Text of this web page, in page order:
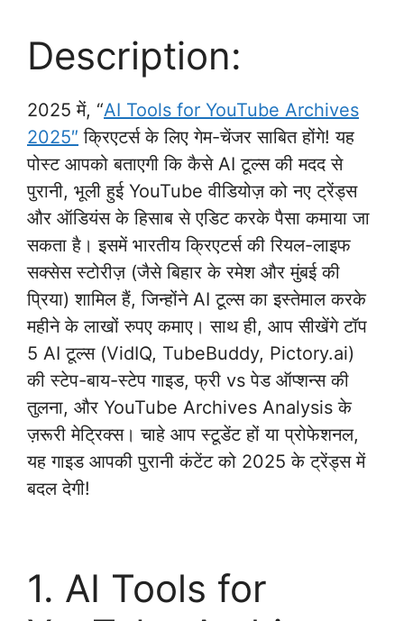
Description:
2025 में, “AI Tools for YouTube Archives
2025″ क्रिएटर्स के लिए गेम-चेंजर साबित होंगे! यह
पोस्ट आपको बताएगी कि कैसे AI टूल्स की मदद से
पुरानी, भूली हुई YouTube वीडियोज़ को नए ट्रेंड्स
और ऑडियंस के हिसाब से एडिट करके पैसा कमाया जा
सकता है। इसमें भारतीय क्रिएटर्स की रियल-लाइफ
सक्सेस स्टोरीज़ (जैसे बिहार के रमेश और मुंबई की
प्रिया) शामिल हैं, जिन्होंने AI टूल्स का इस्तेमाल करके
महीने के लाखों रुपए कमाए। साथ ही, आप सीखेंगे टॉप
5 AI टूल्स (VidIQ, TubeBuddy, Pictory.ai)
की स्टेप-बाय-स्टेप गाइड, फ्री vs पेड ऑप्शन्स की
तुलना, और YouTube Archives Analysis के
ज़रूरी मेट्रिक्स। चाहे आप स्टूडेंट हों या प्रोफेशनल,
यह गाइड आपकी पुरानी कंटेंट को 2025 के ट्रेंड्स में
बदल देगी!
1. AI Tools for